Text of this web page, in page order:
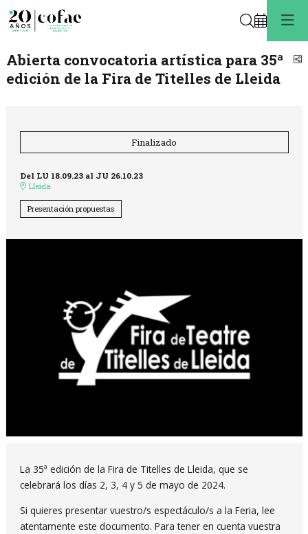
Buscar
Abierta convocatoria artística para 35ª
edición de la Fira de Titelles de Lleida
Finalizado
Del LU 18.09.23al JU 26.10.23
Lleida
Presentación propuestas
La 35ª edición de la Fira de Titelles de Lleida, que se
celebrará los días 2, 3, 4 y 5 de mayo de 2024.
Si quieres presentar vuestro/s espectáculo/s a la Feria, lee
atentamente este documento. Para tener en cuenta vuestra